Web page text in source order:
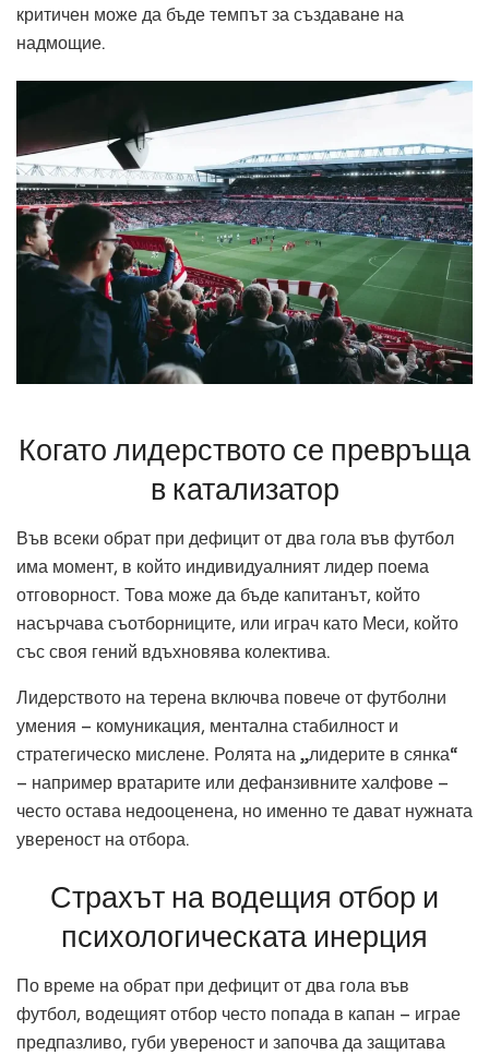
критичен може да бъде темпът за създаване на
надмощие.
Когато лидерството се превръща
в катализатор
Във всеки обрат при дефицит от два гола във футбол
има момент, в който индивидуалният лидер поема
отговорност. Това може да бъде капитанът, който
насърчава съотборниците, или играч като Меси, който
със своя гений вдъхновява колектива.
Лидерството на терена включва повече от футболни
умения – комуникация, ментална стабилност и
стратегическо мислене. Ролята на „лидерите в сянка“
– например вратарите или дефанзивните халфове –
често остава недооценена, но именно те дават нужната
увереност на отбора.
Страхът на водещия отбор и
психологическата инерция
По време на обрат при дефицит от два гола във
футбол, водещият отбор често попада в капан – играе
предпазливо, губи увереност и започва да защитава